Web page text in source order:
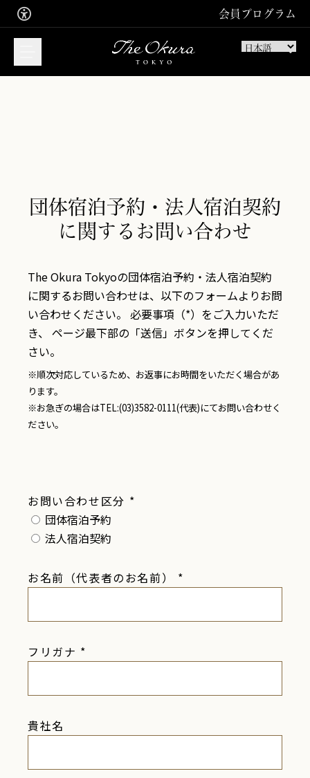
会員プログラム
レストラン・バーの
ご予約はこちら
スパトリートメントの
ご予約はこちら
サインイン
リーダーズクラブに登録する
団体宿泊予約・法人宿泊契約
に関するお問い合わせ
The Okura Tokyoの団体宿泊予約・法人宿泊契約
に関するお問い合わせは、以下のフォームよりお問
い合わせください。 必要事項（*）をご入力いただ
き、 ページ最下部の「送信」ボタンを押してくだ
さい。
※順次対応しているため、お返事にお時間をいただく場合があ
ります。
※お急ぎの場合はTEL:(03)3582-0111(代表)にてお問い合わせく
ださい。
お問い合わせ区分 *
団体宿泊予約
法人宿泊契約
お名前（代表者のお名前） *
フリガナ *
貴社名